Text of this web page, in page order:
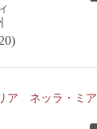
ア ネッラ・ミ